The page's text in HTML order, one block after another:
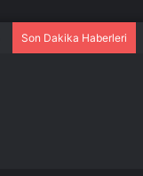
Son Dakika Haberleri